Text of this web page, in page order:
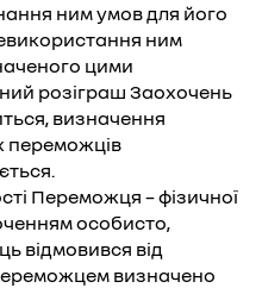
ним умов для його
ним
цими
розіграш Заохочень
визначення
переможців
Переможця – фізичної
особисто,
відмовився від
визначено